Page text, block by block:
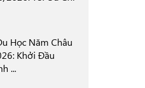
Học Năm Châu
Khởi Đầu
...